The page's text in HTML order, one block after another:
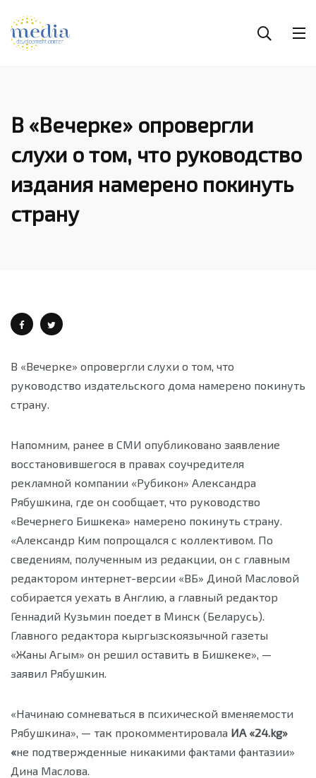
В «Вечерке» опровергли
слухи о том, что руководство
издания намерено покинуть
страну
В «Вечерке» опровергли слухи о том, что
руководство издательского дома намерено покинуть
страну.
Напомним, ранее в СМИ опубликовано заявление
восстановившегося в правах соучредителя
рекламной компании «Рубикон» Александра
Рябушкина, где он сообщает, что руководство
«Вечернего Бишкека» намерено покинуть страну.
«Александр Ким попрощался с коллективом. По
сведениям, полученным из редакции, он с главным
редактором интернет-версии «ВБ» Диной Масловой
собирается уехать в Англию, а главный редактор
Геннадий Кузьмин поедет в Минск (Беларусь).
Главного редактора кыргызскоязычной газеты
«Жаны Агым» он решил оставить в Бишкеке», —
заявил Рябушкин.
«Начинаю сомневаться в психической вменяемости
Рябушкина», — так прокомментировала ИА «24.kg»
«не подтвержденные никакими фактами фантазии»
Дина Маслова.